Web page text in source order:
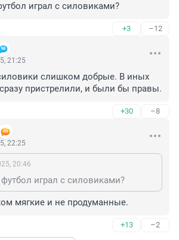
играл с силовиками?
+3 –12
21:25
слишком добрые. В иных
пристрелили, и были бы правы.
+30 –8
22:25
20:46
играл с силовиками?
мягкие и не продуманные.
+13 –2